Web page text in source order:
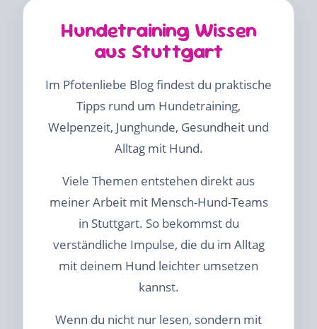
Hundetraining Wissen
aus Stuttgart
Im Pfotenliebe Blog findest du praktische
Tipps rund um Hundetraining,
Welpenzeit, Junghunde, Gesundheit und
Alltag mit Hund.
Viele Themen entstehen direkt aus
meiner Arbeit mit Mensch-Hund-Teams
in Stuttgart. So bekommst du
verständliche Impulse, die du im Alltag
mit deinem Hund leichter umsetzen
kannst.
Wenn du nicht nur lesen, sondern mit